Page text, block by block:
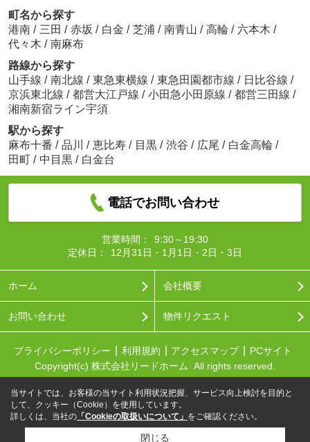
町名から探す
港南 / 三田 / 赤坂 / 白金 / 芝浦 / 南青山 / 高輪 / 六本木 /
代々木 / 南麻布
路線から探す
山手線 / 南北線 / 東急東横線 / 東急田園都市線 / 日比谷線 /
京浜東北線 / 都営大江戸線 / 小田急小田原線 / 都営三田線 /
湘南新宿ライン宇須
駅から探す
麻布十番 / 品川 / 恵比寿 / 目黒 / 渋谷 / 広尾 / 白金高輪 /
田町 / 中目黒 / 白金台
電話でお問い合わせ
営業時間：
9:30～19:30
定休日：
12月31日・1月1日・2日・3日
ホーム 会社概要
お問い合わせ 物件リクエスト
プライバシーポリシー 利用規約 アクセスマップ
PCサイト
Copyright(c) 株式会社リードホーム All rights reserved.
当サイトでは、お客様の当サイト利用状況把握、サービス向上検討を目的と
して、クッキー（Cookie）を使用しています。
詳しくは、当社の 「Cookieの取扱いについて」 をご確認ください。
閉じる